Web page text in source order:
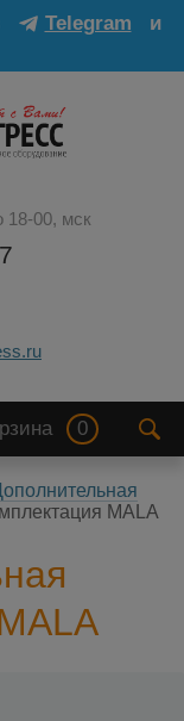
Telegram
и
18-00, мск
0
MALA